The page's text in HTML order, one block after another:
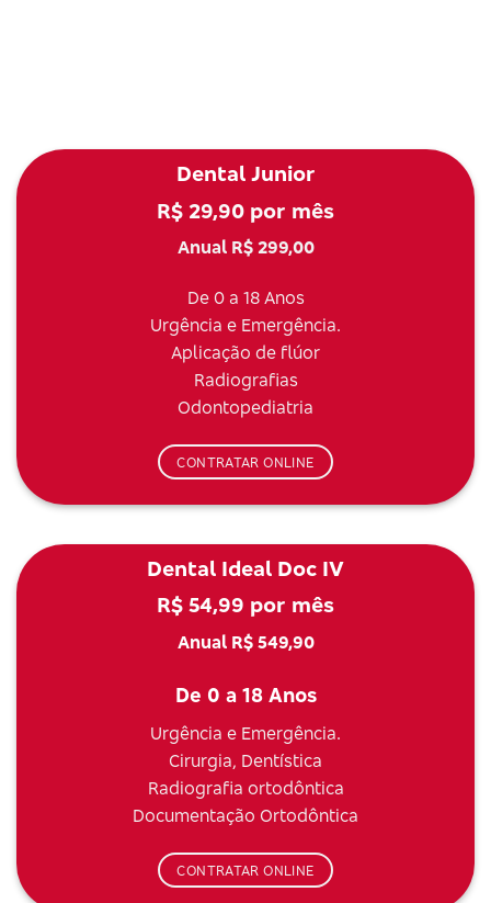
Dental Junior
R$ 29,90 por mês
Anual R$ 299,00
De 0 a 18 Anos
Urgência e Emergência.
Aplicação de flúor
Radiografias
Odontopediatria
CONTRATAR ONLINE
Dental Ideal Doc IV
R$ 54,99 por mês
Anual R$ 549,90
De 0 a 18 Anos
Urgência e Emergência.
Cirurgia, Dentística
Radiografia ortodôntica
Documentação Ortodôntica
CONTRATAR ONLINE